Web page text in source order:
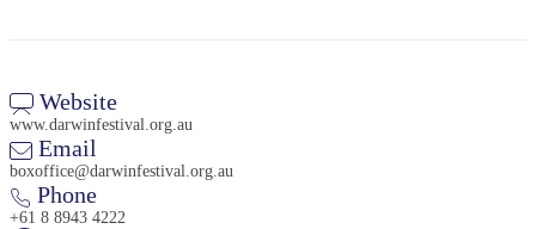
Website
www.darwinfestival.org.au
Email
boxoffice@darwinfestival.org.au
Phone
+61 8 8943 4222